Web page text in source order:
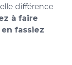
différence
à faire
fassiez